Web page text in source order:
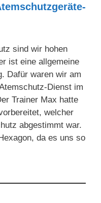
sind wir hohen
ist eine allgemeine
Dafür waren wir am
Dienst im
Trainer Max hatte
welcher
abgestimmt war.
da es uns so